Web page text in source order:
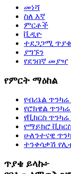
መነሻ
ስለ እኛ
ምርቶች
ቪዲዮ
ተደጋጋሚ
ያግኙን
የደንበኛ መያዣ
የምርት ማዕከል
የብሪኔል
የሮክዌል
የቪከርስ
የማይክሮ
ሁለንተናዊ
ተንቀሳቃሽ
ጥያቄ ይላኩ፦